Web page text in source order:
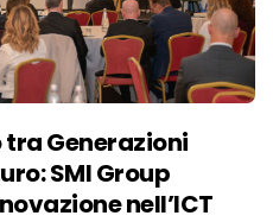
tra Generazioni
SMI Group
nell’ICT